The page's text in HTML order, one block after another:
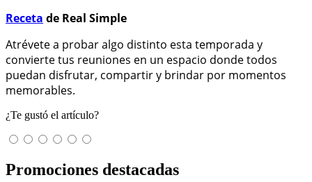
Receta de Real Simple
Atrévete a probar algo distinto esta temporada y
convierte tus reuniones en un espacio donde todos
puedan disfrutar, compartir y brindar por momentos
memorables.
¿Te gustó el artículo?
Promociones destacadas